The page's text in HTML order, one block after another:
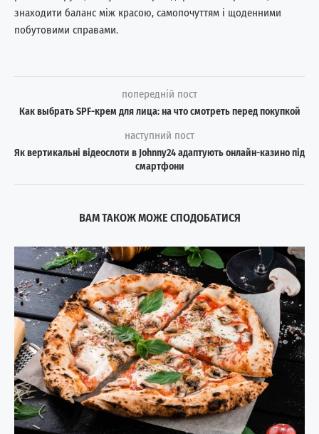
знаходити баланс між красою, самопочуттям і щоденними
побутовими справами.
попередній пост
Как выбрать SPF-крем для лица: на что смотреть перед покупкой
наступний пост
Як вертикальні відеослоти в Johnny24 адаптують онлайн-казино під
смартфони
ВАМ ТАКОЖ МОЖЕ СПОДОБАТИСЯ